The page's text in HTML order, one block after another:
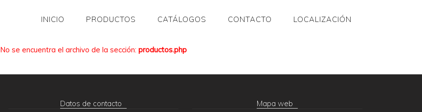
INICIO PRODUCTOS CATÁLOGOS CONTACTO LOCALIZACIÓN
No se encuentra el archivo de la sección: productos.php
Datos de contacto
Mapa web